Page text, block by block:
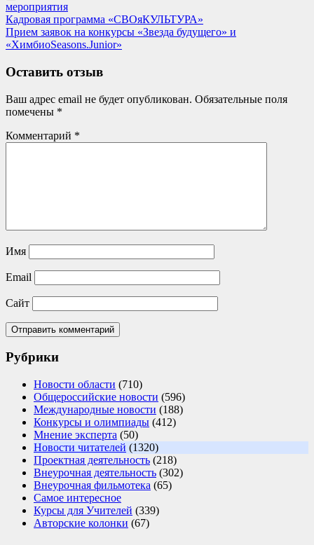
мероприятия
Навигация
по
Previous
Post:
Кадровая программа «СВОяКУЛЬТУРА»
Next
Post:
Прием заявок на конкурсы «Звезда будущего» и
«ХимбиоSeasons.Junior»
Оставить отзыв
Ваш адрес email не будет опубликован. Обязательные поля
помечены *
Комментарий *
Имя
Email
Сайт
Рубрики
Новости области (710)
Общероссийские новости (596)
Международные новости (188)
Конкурсы и олимпиады (412)
Мнение эксперта (50)
Новости читателей (1320)
Проектная деятельность (218)
Внеурочная деятельность (302)
Внеурочная фильмотека (65)
Самое интересное
Курсы для Учителей (339)
Авторские колонки (67)